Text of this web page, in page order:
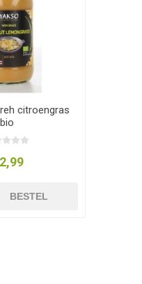
citroengras
bio
BESTEL